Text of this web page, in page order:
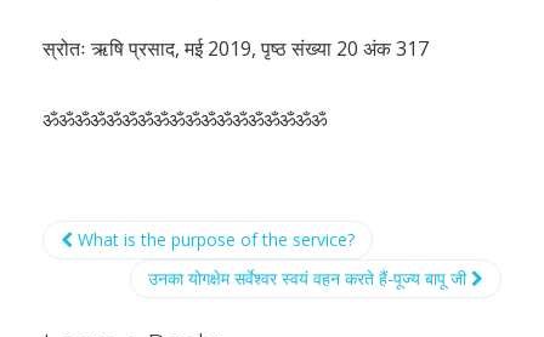
स्रोतः ऋषि प्रसाद, मई 2019, पृष्ठ संख्या 20 अंक 317
ॐॐॐॐॐॐॐॐॐॐॐॐॐॐॐॐॐॐ
What is the purpose of the service?
उनका योगक्षेम सर्वेश्वर स्वयं वहन करते हैं-पूज्य बापू जी